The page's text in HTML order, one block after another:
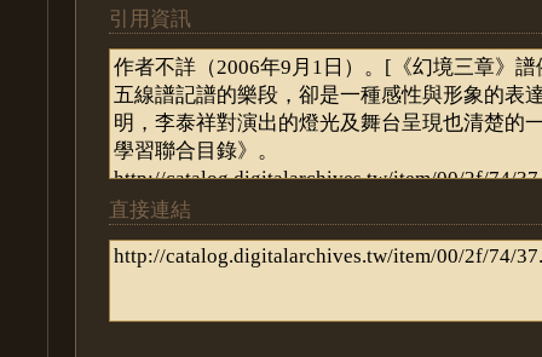
引用資訊
直接連結